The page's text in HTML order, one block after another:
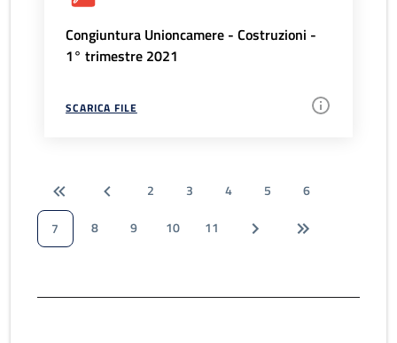
Congiuntura Unioncamere - Costruzioni -
1° trimestre 2021
SCARICA FILE
2 3 4 5
6
7
8 9 10 11